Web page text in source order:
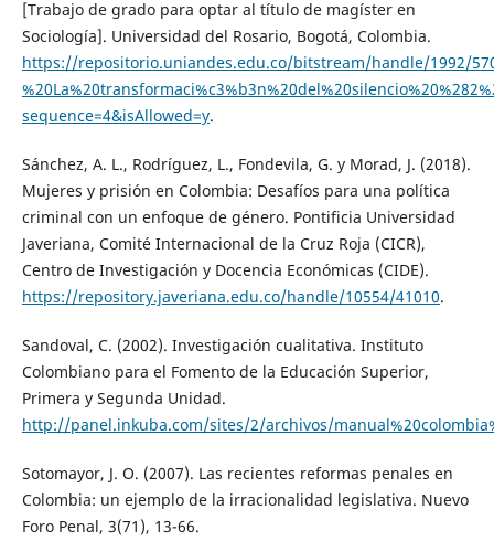
[Trabajo de grado para optar al título de magíster en
Sociología]. Universidad del Rosario, Bogotá, Colombia.
https://repositorio.uniandes.edu.co/bitstream/handle/1992/
sequence=4&isAllowed=y.
Sánchez, A. L., Rodríguez, L., Fondevila, G. y Morad, J. (2018).
Mujeres y prisión en Colombia: Desafíos para una política
criminal con un enfoque de género. Pontificia Universidad
Javeriana, Comité Internacional de la Cruz Roja (CICR),
Centro de Investigación y Docencia Económicas (CIDE).
https://repository.javeriana.edu.co/handle/10554/41010.
Sandoval, C. (2002). Investigación cualitativa. Instituto
Colombiano para el Fomento de la Educación Superior,
Primera y Segunda Unidad.
http://panel.inkuba.com/sites/2/archivos/
Sotomayor, J. O. (2007). Las recientes reformas penales en
Colombia: un ejemplo de la irracionalidad legislativa. Nuevo
Foro Penal, 3(71), 13-66.